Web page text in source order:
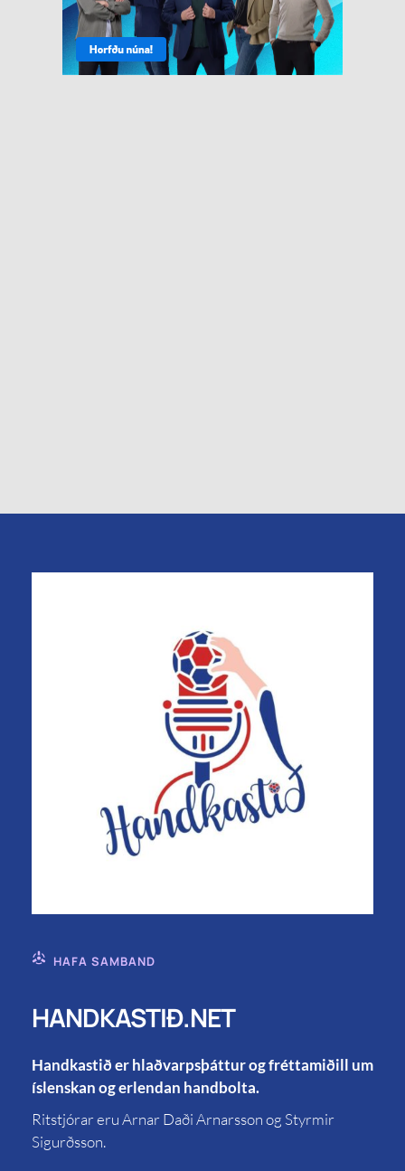
HAFA SAMBAND
HANDKASTIÐ.NET
Handkastið er hlaðvarpsþáttur og fréttamiðill um
íslenskan og erlendan handbolta.
Ritstjórar eru Arnar Daði Arnarsson og Styrmir
Sigurðsson.